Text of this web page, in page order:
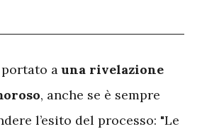
portato auna rivelazione
, anche se è sempre
l’esito del processo: "Le